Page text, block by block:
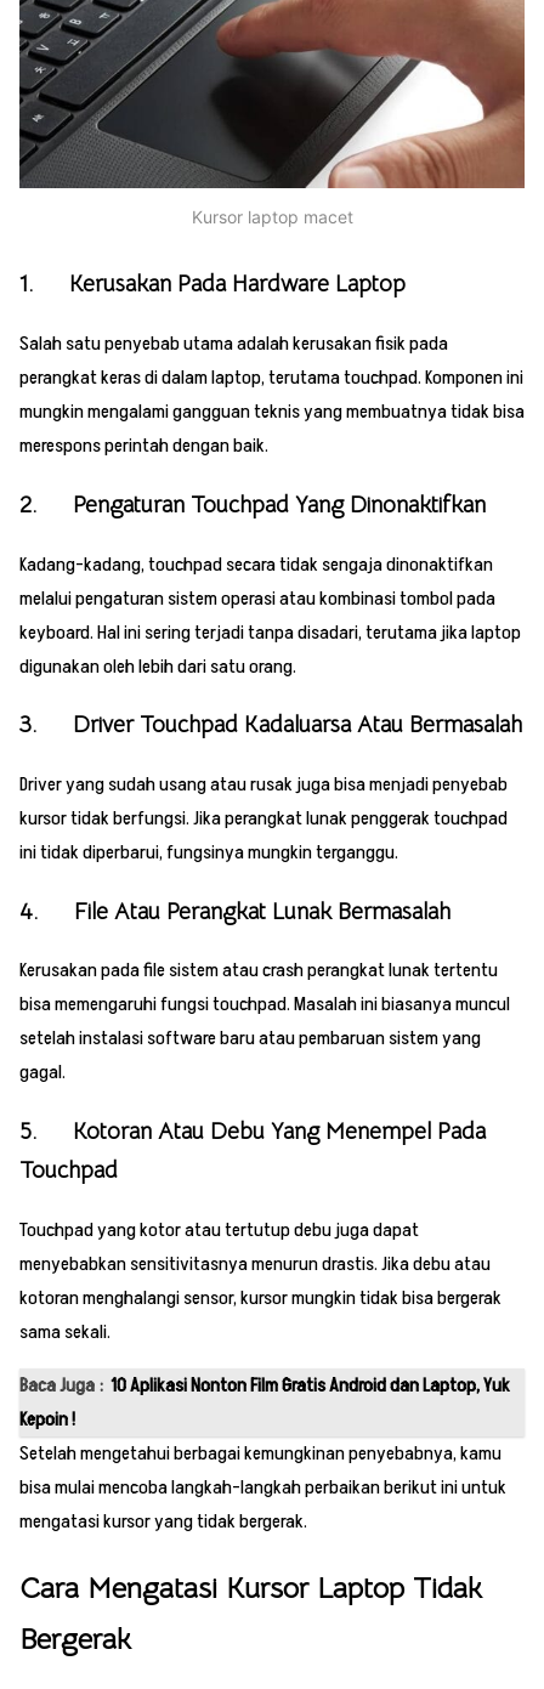
Kursor laptop macet
1. Kerusakan Pada Hardware Laptop
Salah satu penyebab utama adalah kerusakan fisik pada
perangkat keras di dalam laptop, terutama touchpad. Komponen ini
mungkin mengalami gangguan teknis yang membuatnya tidak bisa
merespons perintah dengan baik.
2. Pengaturan Touchpad Yang Dinonaktifkan
Kadang-kadang, touchpad secara tidak sengaja dinonaktifkan
melalui pengaturan sistem operasi atau kombinasi tombol pada
keyboard. Hal ini sering terjadi tanpa disadari, terutama jika laptop
digunakan oleh lebih dari satu orang.
3. Driver Touchpad Kadaluarsa Atau Bermasalah
Driver yang sudah usang atau rusak juga bisa menjadi penyebab
kursor tidak berfungsi. Jika perangkat lunak penggerak touchpad
ini tidak diperbarui, fungsinya mungkin terganggu.
4. File Atau Perangkat Lunak Bermasalah
Kerusakan pada file sistem atau crash perangkat lunak tertentu
bisa memengaruhi fungsi touchpad. Masalah ini biasanya muncul
setelah instalasi software baru atau pembaruan sistem yang
gagal.
5. Kotoran Atau Debu Yang Menempel Pada
Touchpad
Touchpad yang kotor atau tertutup debu juga dapat
menyebabkan sensitivitasnya menurun drastis. Jika debu atau
kotoran menghalangi sensor, kursor mungkin tidak bisa bergerak
sama sekali.
Baca Juga : 10 Aplikasi Nonton Film Gratis Android dan Laptop, Yuk
Kepoin !
Setelah mengetahui berbagai kemungkinan penyebabnya, kamu
bisa mulai mencoba langkah-langkah perbaikan berikut ini untuk
mengatasi kursor yang tidak bergerak.
Cara Mengatasi Kursor Laptop Tidak
Bergerak